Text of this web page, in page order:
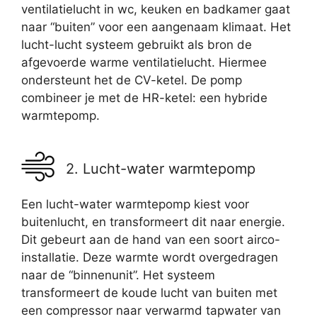
ventilatielucht in wc, keuken en badkamer gaat
naar “buiten” voor een aangenaam klimaat. Het
lucht-lucht systeem gebruikt als bron de
afgevoerde warme ventilatielucht. Hiermee
ondersteunt het de CV-ketel. De pomp
combineer je met de HR-ketel: een hybride
warmtepomp.
2. Lucht-water warmtepomp
Een lucht-water warmtepomp kiest voor
buitenlucht, en transformeert dit naar energie.
Dit gebeurt aan de hand van een soort airco-
installatie. Deze warmte wordt overgedragen
naar de “binnenunit”. Het systeem
transformeert de koude lucht van buiten met
een compressor naar verwarmd tapwater van